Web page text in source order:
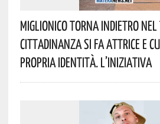
Miglionico Torna Indietro Nel
Cittadinanza Si Fa Attrice E
Propria Identità. L’iniziativa